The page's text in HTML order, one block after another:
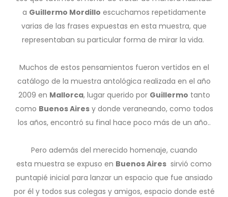
a Guillermo Mordillo escuchamos repetidamente
varias de las frases expuestas en esta muestra, que
representaban su particular forma de mirar la vida.
Muchos de estos pensamientos fueron vertidos en el
catálogo de la muestra antológica realizada en el año
2009 en Mallorca, lugar querido por Guillermo tanto
como BuenosAiresy donde veraneando, como todos
los años, encontró su final hace poco más de un año..
Pero además del merecido homenaje, cuando
esta muestra se expuso en Buenos Aires sirvió como
puntapié inicial para lanzar un espacio que fue ansiado
por él y todos sus colegas y amigos, espacio donde esté